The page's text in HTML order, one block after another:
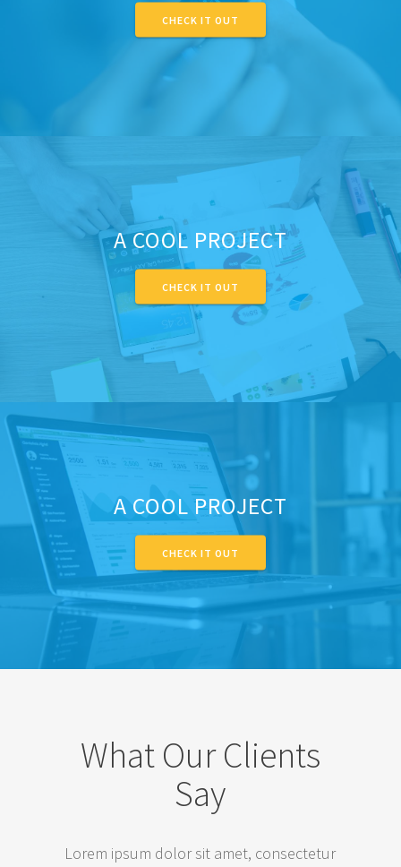
CHECK IT OUT
A COOL PROJECT
CHECK IT OUT
A COOL PROJECT
CHECK IT OUT
What Our Clients
Say
Lorem ipsum dolor sit amet, consectetur